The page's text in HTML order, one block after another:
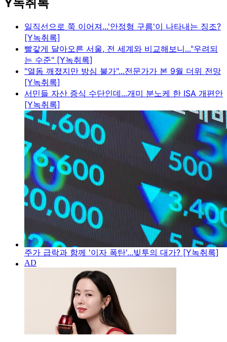
일직선으로 쭉 이어져...'안정형 구름'이 나타내는 징조?
[Y녹취록]
빨갛게 달아오른 서울, 전 세계와 비교해보니..."우려되
는 수준" [Y녹취록]
"열돔 깨졌지만 방심 불가"...전문가가 본 9월 더위 전망
[Y녹취록]
서민들 자산 증식 수단인데...개미 분노케 한 ISA 개편안
[Y녹취록]
주가 급락과 함께 '이자 폭탄'...빚투의 대가? [Y녹취록]